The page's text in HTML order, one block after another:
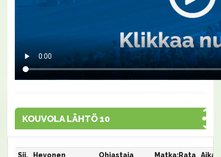
KOUVOLA LÄHTÖ 10
Sij. Hevonen Ohjastaja Matka:Rata
Aika